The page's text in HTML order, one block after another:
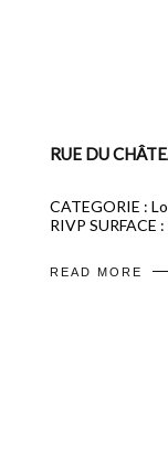
RUE DU
CATEGORIE :
RIVP SURFACE
READ MORE